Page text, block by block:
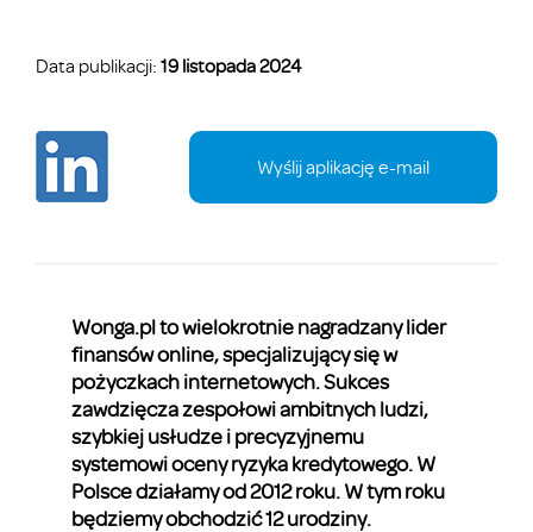
Data publikacji: 19 listopada 2024
Wyślij aplikację e-mail
Wonga.pl to wielokrotnie nagradzany lider
finansów online, specjalizujący się w
pożyczkach internetowych. Sukces
zawdzięcza zespołowi ambitnych ludzi,
szybkiej usłudze i precyzyjnemu
systemowi oceny ryzyka kredytowego.W
Polsce działamy od 2012 roku. W tym roku
będziemy obchodzić 12 urodziny.